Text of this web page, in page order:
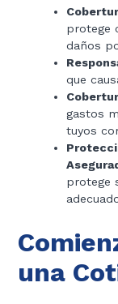
protege
daños
que
gastos
tuyos
protege
una